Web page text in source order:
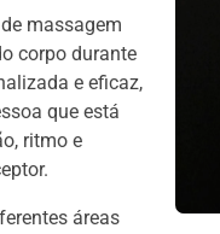
massagem
corpo durante
e eficaz,
que está
ritmo e
áreas